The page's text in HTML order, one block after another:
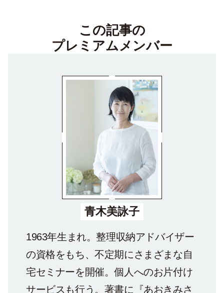
この記事の
プレミアムメンバー
青木美詠子
1963年生まれ。整理収納アドバイザー
の資格をもち、不定期にさまざまな自
宅セミナーを開催。個人へのお片付け
サービスも行う。著書に『あおきみさ